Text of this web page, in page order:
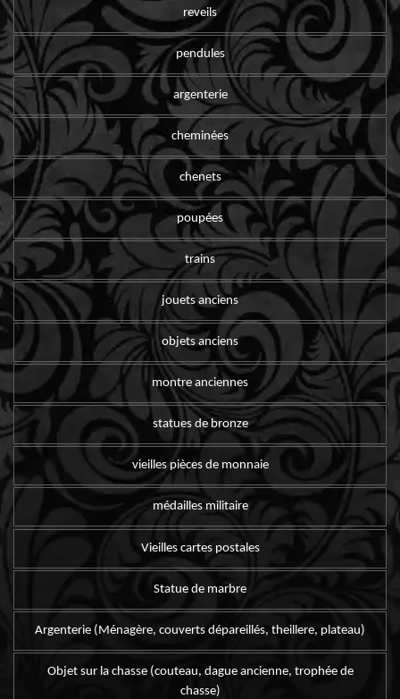
reveils
pendules
argenterie
cheminées
chenets
poupées
trains
jouets anciens
objets anciens
montre anciennes
statues de bronze
vieilles pièces de monnaie
médailles militaire
Vieilles cartes postales
Statue de marbre
Argenterie (Ménagère, couverts dépareillés, theillere, plateau)
Objet sur la chasse (couteau, dague ancienne, trophée de
chasse)